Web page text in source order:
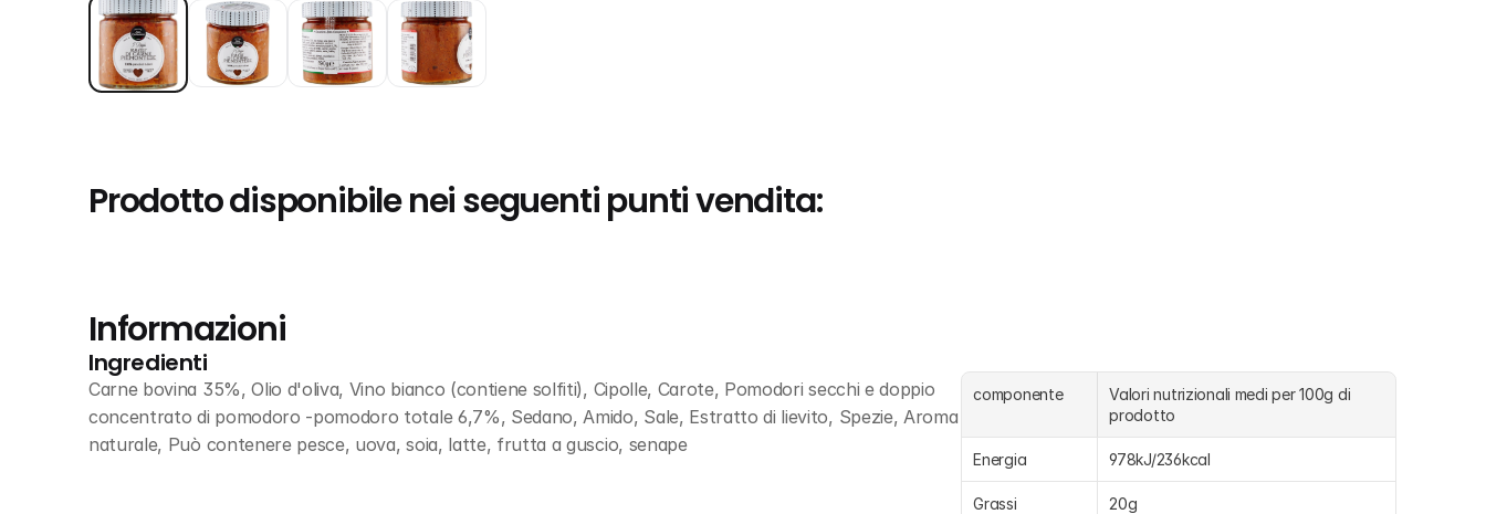
Prodotto disponibile nei seguenti punti vendita:
Informazioni
Ingredienti
Carne bovina 35%, Olio d'oliva, Vino bianco (contiene solfiti), Cipolle, Carote, Pomodori secchi e doppio
concentrato di pomodoro -pomodoro totale 6,7%, Sedano, Amido, Sale, Estratto di lievito, Spezie, Aroma
naturale, Può contenere pesce, uova, soia, latte, frutta a guscio, senape
componente
Valori nutrizionali medi per 100g di
prodotto
Energia 978kJ/236kcal
Grassi 20g